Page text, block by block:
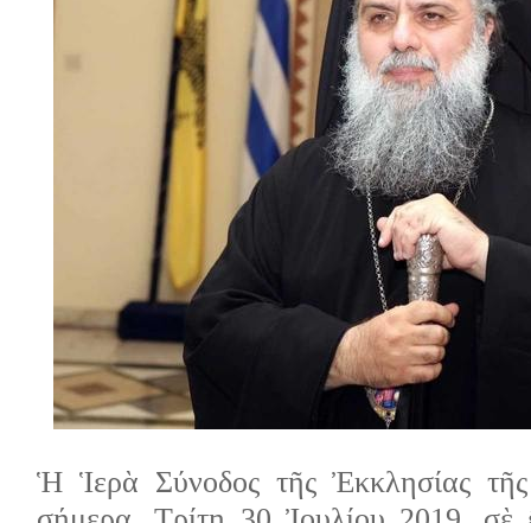
Ἡ Ἱερὰ Σύνοδος τῆς Ἐκκλησίας